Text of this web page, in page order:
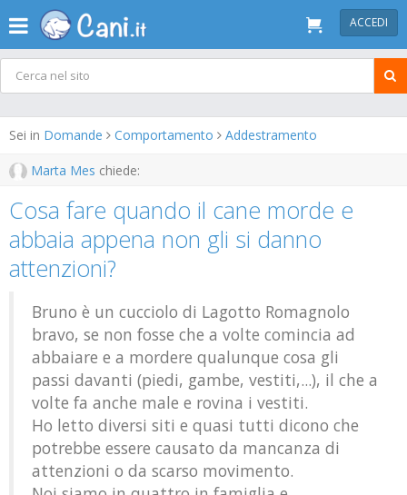
ACCEDI
Sei in Domande Comportamento Addestramento
Marta Mes chiede:
Cosa fare quando il cane morde e
abbaia appena non gli si danno
attenzioni?
Bruno è un cucciolo di Lagotto Romagnolo
bravo, se non fosse che a volte comincia ad
abbaiare e a mordere qualunque cosa gli
passi davanti (piedi, gambe, vestiti,...), il che a
volte fa anche male e rovina i vestiti.
Ho letto diversi siti e quasi tutti dicono che
potrebbe essere causato da mancanza di
attenzioni o da scarso movimento.